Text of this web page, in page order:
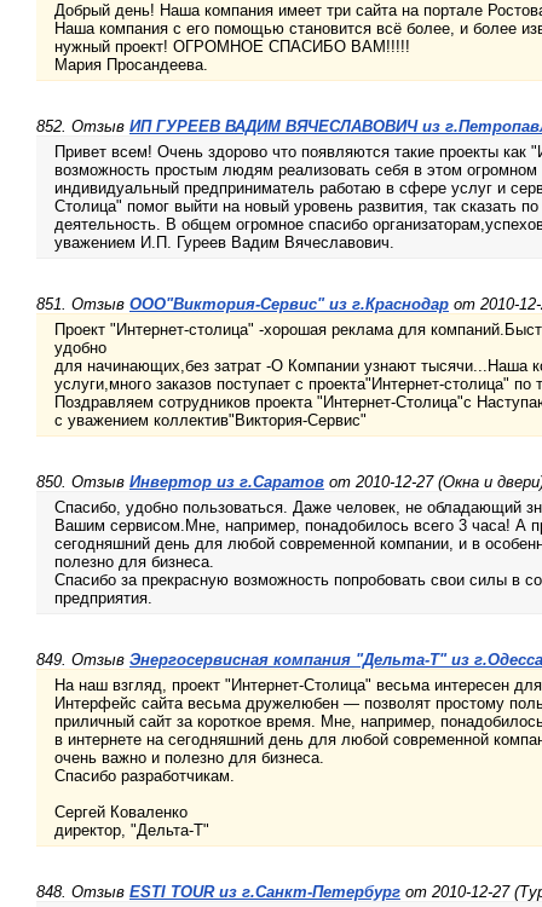
Добрый день! Наша компания имеет три сайта на портале
Наша компания с его помощью становится всё более, и более
нужный проект! ОГРОМНОЕ СПАСИБО ВАМ!!!!!
Мария Просандеева.
852. Отзыв ИП ГУРЕЕВ ВАДИМ ВЯЧЕСЛАВОВИЧ из
Привет всем! Очень здорово что появляются такие проекты как
возможность простым людям реализовать себя в этом
индивидуальный предприниматель работаю в сфере услуг и
Столица" помог выйти на новый уровень развития, так сказать
деятельность. В общем огромное спасибо
уважением И.П. Гуреев Вадим Вячеславович.
851. Отзыв ООО"Виктория-Сервис" из г.Краснодар от 2010-
Проект "Интернет-столица" -хорошая реклама для
удобно
для начинающих,без затрат -О Компании узнают тысячи...Наша
услуги,много заказов поступает с проекта"Интернет-столица" по
Поздравляем сотрудников проекта "Интернет-Столица"с
с уважением коллектив"Виктория-Сервис"
850. Отзыв Инвертор из г.Саратов от 2010-12-27 (Окна и
Спасибо, удобно пользоваться. Даже человек, не обладающий
Вашим сервисом.Мне, например, понадобилось всего 3 часа! А
сегодняшний день для любой современной компании, и в
полезно для бизнеса.
Спасибо за прекрасную возможность попробовать свои силы в
предприятия.
849. Отзыв Энергосервисная компания "Дельта-Т" из г.Одесса
На наш взгляд, проект "Интернет-Столица" весьма интересен
Интерфейс сайта весьма дружелюбен — позволят простому
приличный сайт за короткое время. Мне, например,
в интернете на сегодняшний день для любой современной
очень важно и полезно для бизнеса.
Спасибо разработчикам.
Сергей Коваленко
директор, "Дельта-Т"
848. Отзыв ESTI TOUR из г.Санкт-Петербург от 2010-12-27